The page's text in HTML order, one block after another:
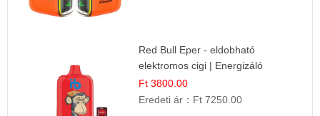
Red Bull Eper - eldobható
elektromos cigi | Energizáló
Gyümölcs Íz
Ft 3800.00
Eredeti ár： Ft 7250.00